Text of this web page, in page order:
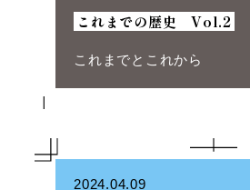
これまでの歴史 Vol.2
これまでとこれから
2024.04.09